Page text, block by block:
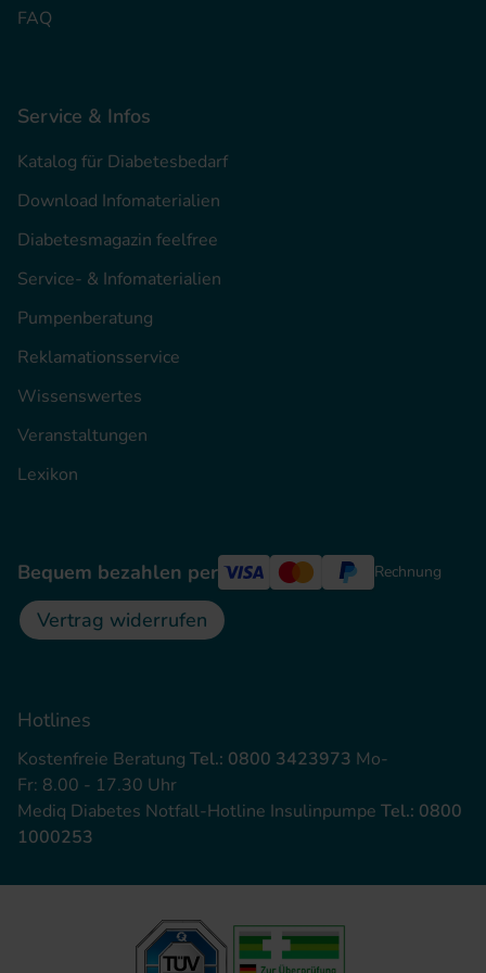
FAQ
Service & Infos
Katalog für Diabetesbedarf
Download Infomaterialien
Diabetesmagazin feelfree
Service- & Infomaterialien
Pumpenberatung
Reklamationsservice
Wissenswertes
Veranstaltungen
Lexikon
Bequem bezahlen per Rechnung
Vertrag widerrufen
Hotlines
Kostenfreie Beratung Tel.: 0800 3423973 Mo-
Fr: 8.00 - 17.30 Uhr
Mediq Diabetes Notfall-Hotline Insulinpumpe Tel.: 0800
1000253